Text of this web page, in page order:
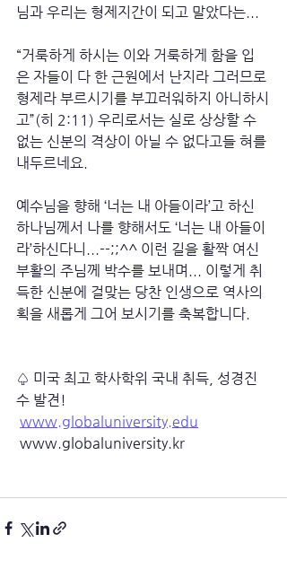
님과 우리는 형제지간이 되고 말았다는...
“거룩하게 하시는 이와 거룩하게 함을 입
은 자들이 다 한 근원에서 난지라 그러므로
형제라 부르시기를 부끄러워하지 아니하시
고”(히 2:11) 우리로서는 실로 상상할 수
없는 신분의 격상이 아닐 수 없다고들 혀를
내두르네요.
예수님을 향해 ‘너는 내 아들이라’고 하신
하나님께서 나를 향해서도 ‘너는 내 아들이
라’하신다니...--;;^^ 이런 길을 활짝 여신
부활의 주님께 박수를 보내며... 이렇게 취
득한 신분에 걸맞는 당찬 인생으로 역사의
획을 새롭게 그어 보시기를 축복합니다.
♤ 미국 최고 학사학위 국내 취득, 성경진
수 발견!
www.globaluniversity.edu
www.globaluniversity.kr